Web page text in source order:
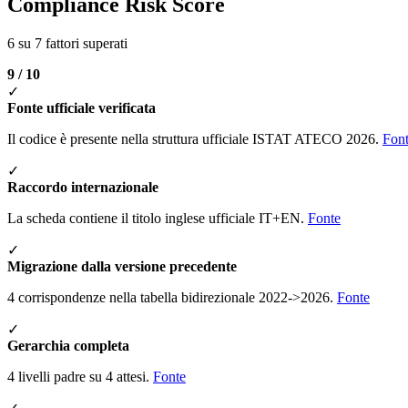
6 su 7 fattori superati
9 / 10
✓
Fonte ufficiale verificata
Il codice è presente nella struttura ufficiale ISTAT ATECO 2026.
✓
Raccordo internazionale
La scheda contiene il titolo inglese ufficiale IT+EN. Fonte
✓
Migrazione dalla versione precedente
4 corrispondenze nella tabella bidirezionale 2022->2026. Fonte
✓
Gerarchia completa
4 livelli padre su 4 attesi. Fonte